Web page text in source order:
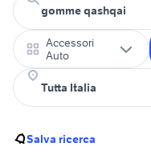
Accessori
Auto
Salva ricerca